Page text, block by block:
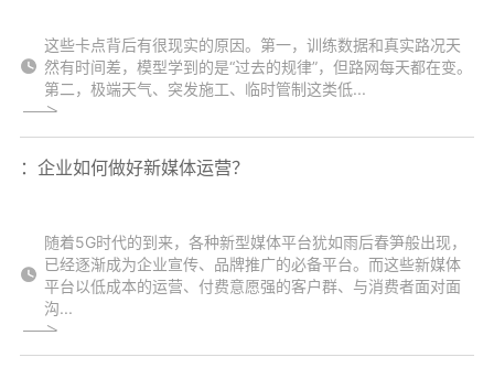
这些卡点背后有很现实的原因。第一，训练数据和真实路况天
然有时间差，模型学到的是“过去的规律”，但路网每天都在变。
第二，极端天气、突发施工、临时管制这类低...
：企业如何做好新媒体运营？
随着5G时代的到来，各种新型媒体平台犹如雨后春笋般出现，
已经逐渐成为企业宣传、品牌推广的必备平台。而这些新媒体
平台以低成本的运营、付费意愿强的客户群、与消费者面对面
沟...